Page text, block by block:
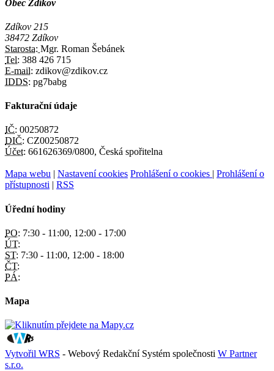
Obec Zdíkov
Zdíkov 215
38472 Zdíkov
Starosta: Mgr. Roman Šebánek
Tel: 388 426 715
E-mail: zdikov@zdikov.cz
IDDS: pg7babg
Fakturační údaje
IČ: 00250872
DIČ: CZ00250872
Účet: 661626369/0800, Česká spořitelna
Mapa webu | Nastavení cookies Prohlášení o cookies | Prohlášení o
přístupnosti | RSS
Úřední hodiny
PO: 7:30 - 11:00, 12:00 - 17:00
ÚT:
ST: 7:30 - 11:00, 12:00 - 18:00
ČT:
PÁ:
Mapa
Vytvořil WRS - Webový Redakční Systém společnosti W Partner
s.r.o.